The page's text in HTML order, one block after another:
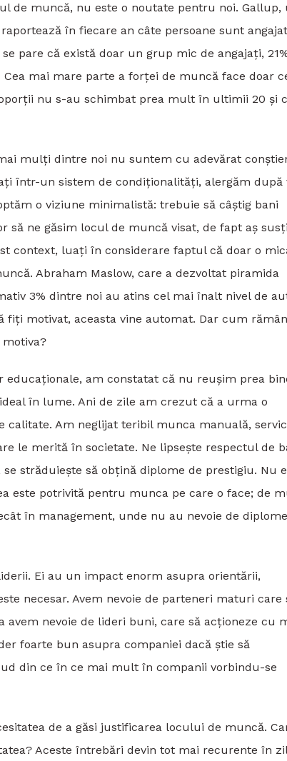
de muncă, nu este o noutate pentru noi. Gallup,
în fiecare an câte persoane sunt
pare că există doar un grup mic de angajați,
mai mare parte a forței de muncă face doar
nu s-au schimbat prea mult în ultimii 20 și
mulți dintre noi nu suntem cu adevărat
într-un sistem de condiționalități, alergăm după
o viziune minimalistă: trebuie să câștig bani
să ne găsim locul de muncă visat, de fapt aș
context, luați în considerare faptul că doar o
Abraham Maslow, care a dezvoltat piramida
3% dintre noi au atins cel mai înalt nivel de
motivat, aceasta vine automat. Dar cum
am constatat că nu reușim prea
în lume. Ani de zile am crezut că a urma o
calitate. Am neglijat teribil munca manuală,
le merită în societate. Ne lipsește respectul de
străduiește să obțină diplome de prestigiu. Nu
este potrivită pentru munca pe care o face; de
în management, unde nu au nevoie de diplome
Ei au un impact enorm asupra orientării,
necesar. Avem nevoie de parteneri maturi care
nevoie de lideri buni, care să acționeze cu
foarte bun asupra companiei dacă știe să
din ce în ce mai mult în companii vorbindu-se
de a găsi justificarea locului de muncă.
Aceste întrebări devin tot mai recurente în